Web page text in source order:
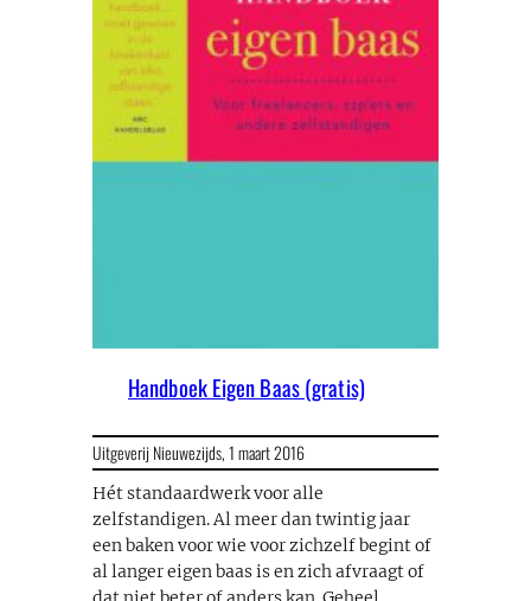
Handboek Eigen Baas (gratis)
Uitgeverij Nieuwezijds,1 maart 2016
Hét standaardwerk voor alle
zelfstandigen. Al meer dan twintig jaar
een baken voor wie voor zichzelf begint of
al langer eigen baas is en zich afvraagt of